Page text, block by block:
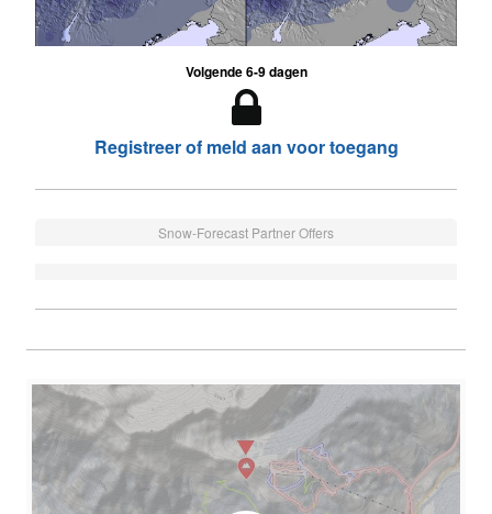
Volgende 6-9 dagen
Registreer of meld aan voor toegang
Snow-Forecast Partner Offers